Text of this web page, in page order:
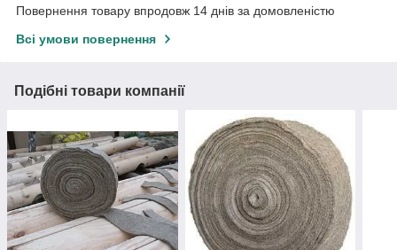
Повернення товару впродовж 14 днів за домовленістю
Всі умови повернення
Подібні товари компанії